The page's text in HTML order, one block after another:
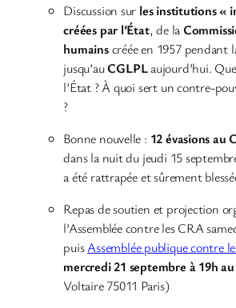
Discussion sur les institutions «
créées par l’État, de la
humainscréée en 1957 pendant
jusqu’auCGLPLaujourd’hui.
l’État ? À quoi sert un contre-
?
Bonne nouvelle : 12 évasions au
dans la nuit du jeudi 15
a été rattrapée et sûrement
Repas de soutien et projection
l’Assemblée contre les CRA
puisAssemblée publique contre
mercredi 21 septembre à 19h
Voltaire 75011 Paris)